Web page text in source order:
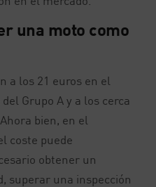
una moto como
a los 21 euros en el
Grupo A y a los cerca
bien, en el
coste puede
obtener un
superar una inspección